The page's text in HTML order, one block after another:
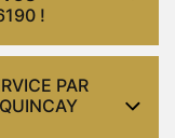
!
PAR